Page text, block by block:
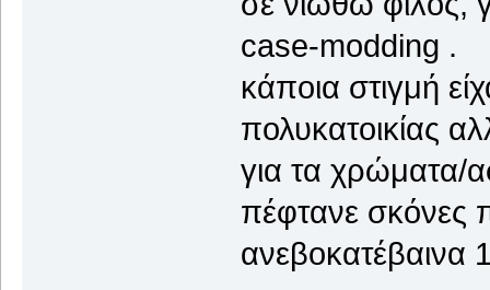
case-modding .
κάποια στιγμή
πολυκατοικίας
για τα χρώματα/
πέφτανε σκόνες
ανεβοκατέβαινα